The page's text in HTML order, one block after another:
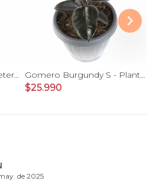
Strelitzia Nicolai en Macetero Tamaño M Gomero Burgundy S - Planta de interior en macetero
$25.990
de 2025